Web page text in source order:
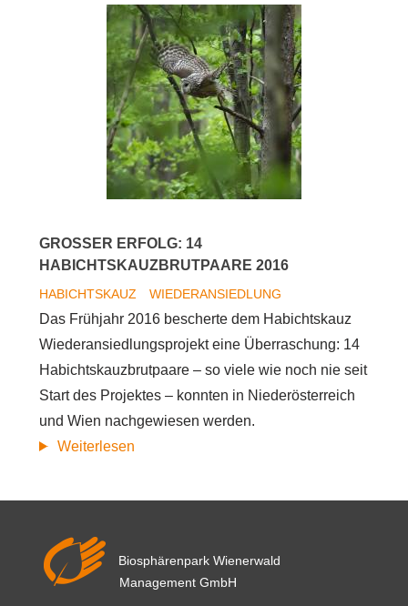
Jahre
Habichtskauz-
Wiederansiedlung
in
Österreich
GROSSER ERFOLG: 14 H
ABICHTSKAUZBRUTPAARE 2016
HABICHTSKAUZ WIEDERANSIEDLUNG
Das Frühjahr 2016 bescherte dem Habichtskauz
Wiederansiedlungsprojekt eine Überraschung: 14
Habichtskauzbrutpaare – so viele wie noch nie seit
Start des Projektes – konnten in Niederösterreich
und Wien nachgewiesen werden.
Weiterlesen
14
Biosphärenpark Wienerwald
Management GmbH